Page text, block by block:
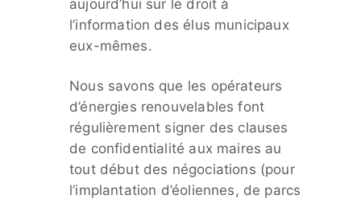
aujourd’hui sur le droit à
l’information des élus municipaux
eux-mêmes.
Nous savons que les opérateurs
d’énergies renouvelables font
régulièrement signer des clauses
de confidentialité aux maires au
tout début des négociations (pour
l’implantation d’éoliennes, de parcs